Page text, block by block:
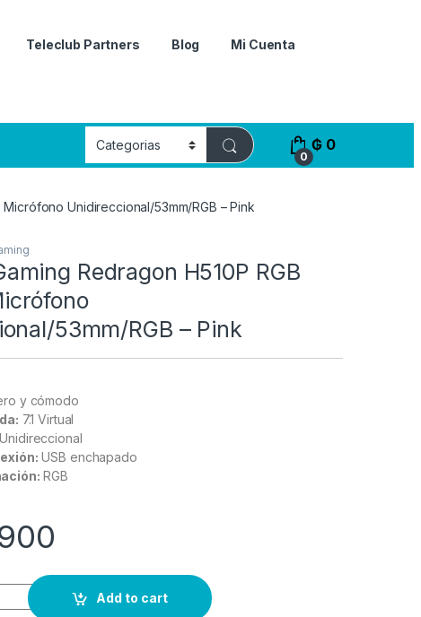
Teleclub Partners Blog Mi Cuenta
0
₲ 0
Unidireccional/53mm/RGB – Pink
Redragon H510P RGB
53mm/RGB – Pink
y cómodo
7.1 Virtual
Unidireccional
USB enchapado
RGB
Add to cart